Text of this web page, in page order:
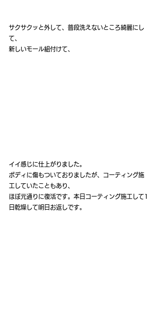
サクサクッと外して、普段洗えないところ綺麗にし
て、
新しいモール組付けて、
イイ感じに仕上がりました。
ボディに傷もついておりましたが、コーティング施
工していたこともあり、
ほぼ元通りに復活です。本日コーティング施工して1
日乾燥して明日お返しです。